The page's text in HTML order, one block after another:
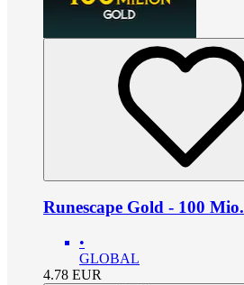
Runescape Gold - 100 Mio.
•
GLOBAL
4.78 EUR